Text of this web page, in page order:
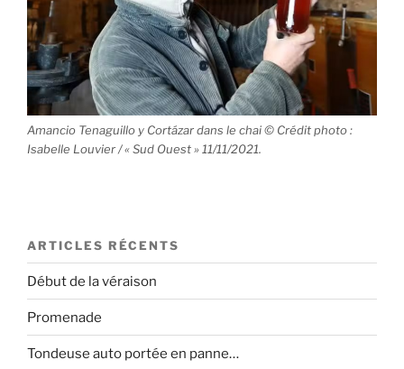
Amancio Tenaguillo y Cortázar dans le chai © Crédit photo :
Isabelle Louvier / « Sud Ouest » 11/11/2021.
ARTICLES RÉCENTS
Début de la véraison
Promenade
Tondeuse auto portée en panne…